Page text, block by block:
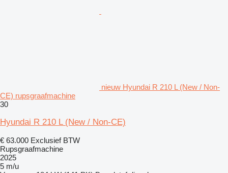
nieuw Hyundai R 210 L (New / Non-
CE) rupsgraafmachine
30
Hyundai R 210 L (New / Non-CE)
€ 63.000 Exclusief BTW
Rupsgraafmachine
2025
5 m/u